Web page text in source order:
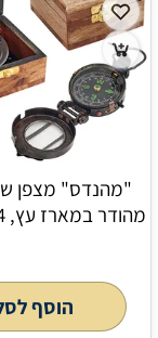
"מהנדס" מצפן
מהודר במארז עץ, 5224 זיאוס
הוסף